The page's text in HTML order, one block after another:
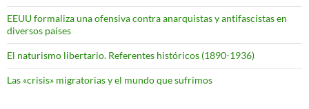
EEUU formaliza una ofensiva contra anarquistas y antifascistas en
diversos países
El naturismo libertario. Referentes históricos (1890-1936)
Las «crisis» migratorias y el mundo que sufrimos